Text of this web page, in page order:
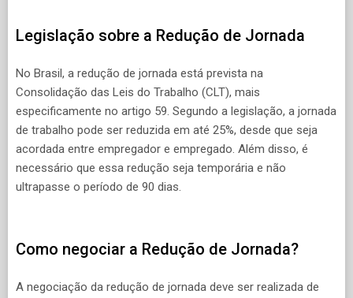
Legislação sobre a Redução de Jornada
No Brasil, a redução de jornada está prevista na
Consolidação das Leis do Trabalho (CLT), mais
especificamente no artigo 59. Segundo a legislação, a jornada
de trabalho pode ser reduzida em até 25%, desde que seja
acordada entre empregador e empregado. Além disso, é
necessário que essa redução seja temporária e não
ultrapasse o período de 90 dias.
Como negociar a Redução de Jornada?
A negociação da redução de jornada deve ser realizada de